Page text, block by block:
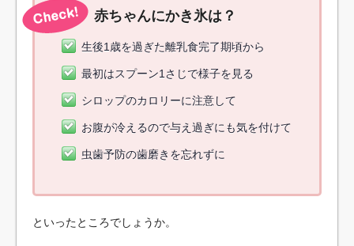
赤ちゃんにかき氷は？
生後1歳を過ぎた離乳食完了期頃から
最初はスプーン1さじで様子を見る
シロップのカロリーに注意して
お腹が冷えるので与え過ぎにも気を付けて
虫歯予防の歯磨きを忘れずに
といったところでしょうか。